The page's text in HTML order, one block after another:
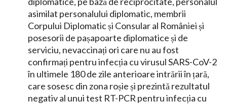
asimilat personalului diplomatic, membrii
Corpului Diplomatic și Consular al României și
posesorii de pașapoarte diplomatice și de
serviciu, nevaccinați ori care nu au fost
confirmați pentru infecția cu virusul SARS-CoV-2
în ultimele 180 de zile anterioare intrării în țară,
care sosesc din zona roșie și prezintă rezultatul
negativ al unui test RT-PCR pentru infecția cu